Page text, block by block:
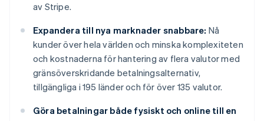
av Stripe.
Expandera till nya marknader snabbare: Nå
kunder över hela världen och minska komplexiteten
och kostnaderna för hantering av flera valutor med
gränsöverskridande betalningsalternativ,
tillgängliga i 195 länder och för över 135 valutor.
Göra betalningar både fysiskt och online till en